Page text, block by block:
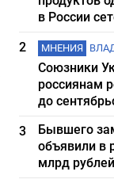
в России
2
МНЕНИЯ
Союзники
россиянам
до
3
Бывшего
объявили в
млрд рублей